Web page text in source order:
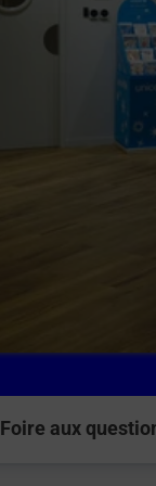
Foire aux